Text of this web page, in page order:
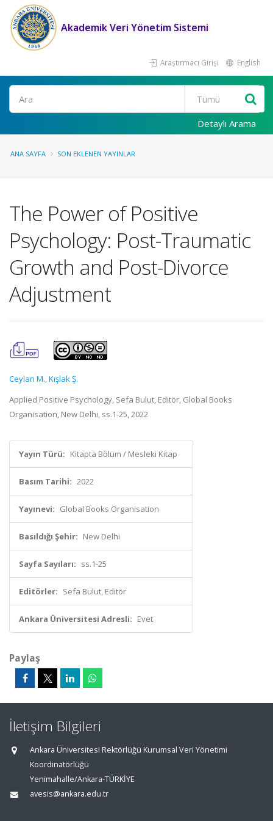
Akademik Veri Yönetim Sistemi
Araştırmacı Girişi English
Ara
Detaylı Arama
ANA SAYFA SON EKLENEN YAYINLAR
The Power of Positive
Psychology: Post-Traumatic
Growth and Post-Divorce
Adjustment
Ceylan M.,Kışlak Ş.
Applied Positive Psychology, Sefa Bulut, Editör, Global Books
Organisation, New Delhi, ss.1-25, 2022
Yayın Türü: Kitapta Bölüm / Mesleki Kitap
Basım Tarihi: 2022
Yayınevi: Global Books Organisation
Basıldığı Şehir: New Delhi
Sayfa Sayıları: ss.1-25
Editörler: Sefa Bulut, Editör
Ankara Üniversitesi Adresli: Evet
Paylaş
İletişim Bilgileri
Ankara Üniversitesi Rektörlüğü Kurumsal Veri Yönetimi
Koordinatörlüğü
Yenimahalle/Ankara-TÜRKİYE
avesis@ankara.edu.tr